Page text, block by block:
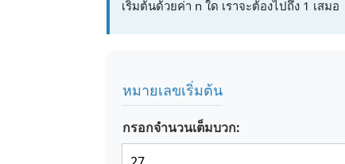
เริ่มต้นด้วยค่า n ใด เราจะต้องไปถึง 1 เสมอ
หมายเลขเริ่มต้น
กรอกจำนวนเต็มบวก: